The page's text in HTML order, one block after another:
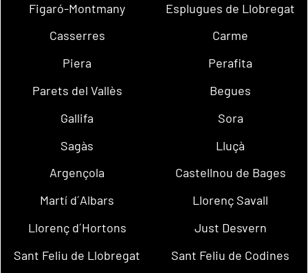
Figaró-Montmany
Esplugues de Llobregat
Casserres
Carme
Piera
Perafita
Parets del Vallès
Begues
Gallifa
Sora
Sagàs
Lluçà
Argençola
Castellnou de Bages
Martí d´Albars
Llorenç Savall
Llorenç d´Hortons
Just Desvern
Sant Feliu de Llobregat
Sant Feliu de Codines